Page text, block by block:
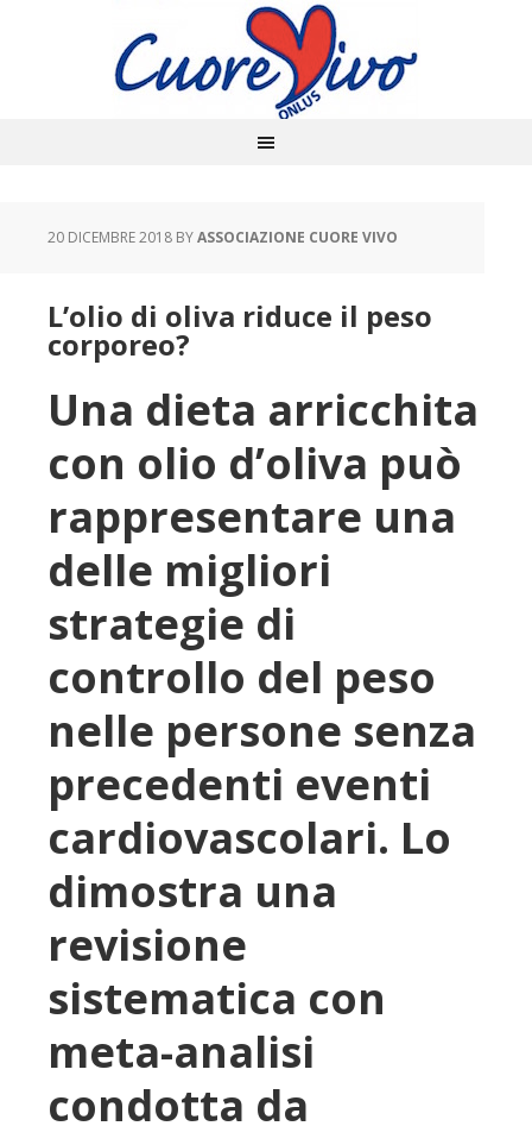
20 DICEMBRE 2018 BYASSOCIAZIONE CUORE VIVO
L’olio di oliva riduce il peso
corporeo?
Una dieta arricchita
con olio d’oliva può
rappresentare una
delle migliori
strategie di
controllo del peso
nelle persone senza
precedenti eventi
cardiovascolari. Lo
dimostra una
revisione
sistematica con
meta-analisi
condotta da